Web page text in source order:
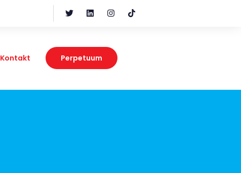
Kontakt Perpetuum